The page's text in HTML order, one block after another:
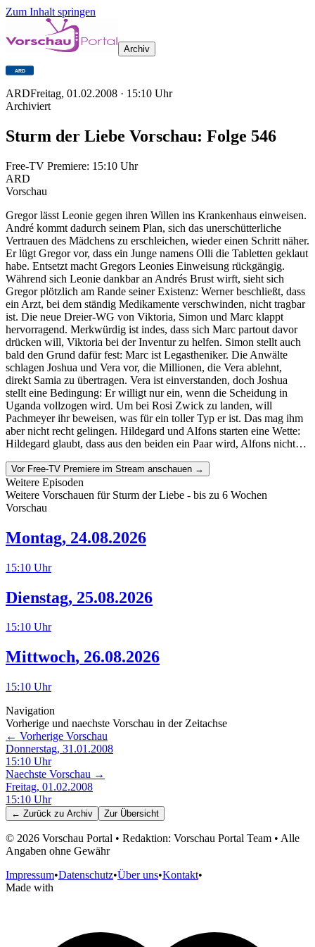
Zum Inhalt springen
Archiv
ARDFreitag, 01.02.2008 · 15:10 Uhr
Archiviert
Sturm der Liebe Vorschau: Folge 546
Free-TV Premiere: 15:10 Uhr
ARD
Vorschau
Gregor lässt Leonie gegen ihren Willen ins Krankenhaus einweisen.
André kommt dadurch seinem Plan, sich das unerschütterliche
Vertrauen des Mädchens zu erschleichen, wieder einen Schritt näher.
Er lügt Gregor vor, dass ein Junge namens Olli die Tabletten geklaut
habe. Entsetzt macht Gregors Leonies Einweisung rückgängig.
Während sich Leonie dankbar an Andrés Brust wirft, sieht sich
Gregor plötzlich am Rande seiner Existenz: Werner beschließt, dass
ein Arzt, bei dem ständig Medikamente verschwinden, nicht tragbar
ist. Die neue Dreier-WG von Viktoria, Simon und Marc klappt
hervorragend. Merkwürdig ist indes, dass sich Marc partout davor
drücken will, Viktoria bei der Inventur zu helfen. Simon stellt auch
bald den Grund dafür fest: Marc ist Legastheniker. Die Anwälte
schlagen Joshua und Vera vor, die Millionen, die Vera ablehnt,
direkt Samia zu übertragen. Vera ist einverstanden, doch Joshua
stellt eine Bedingung: Er willigt nur ein, wenn die Scheidung in
Uganda vollzogen wird. Um bei Rosi Zwick zu landen, will
Pachmeyer ihr beweisen, was für ein toller Typ er ist. Das mag ihm
aber nicht recht gelingen. Hildegard und Alfons starten eine Wette:
Hildegard glaubt, dass aus den beiden ein Paar wird, Alfons nicht…
Vor Free-TV Premiere im Stream anschauen →
Weitere Episoden
Weitere Vorschauen für Sturm der Liebe - bis zu 6 Wochen
Vorschau
Montag, 24.08.2026
15:10 Uhr
Dienstag, 25.08.2026
15:10 Uhr
Mittwoch, 26.08.2026
15:10 Uhr
Navigation
Vorherige und naechste Vorschau in der Zeitachse
← Vorherige Vorschau
Donnerstag, 31.01.2008
15:10 Uhr
Naechste Vorschau →
Freitag, 01.02.2008
15:10 Uhr
← Zurück zu Archiv Zur Übersicht
© 2026 Vorschau Portal • Redaktion: Vorschau Portal Team • Alle
Angaben ohne Gewähr
Impressum•Datenschutz•Über uns•Kontakt•
Made with